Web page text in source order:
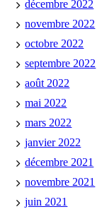
décembre 2022
novembre 2022
octobre 2022
septembre 2022
août 2022
mai 2022
mars 2022
janvier 2022
décembre 2021
novembre 2021
juin 2021